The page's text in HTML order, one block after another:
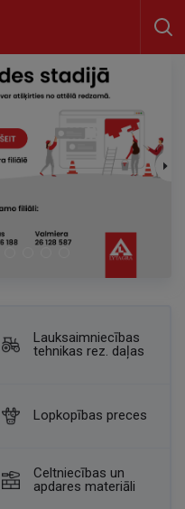
Lauksaimniecības
tehnikas rez. daļas
Lopkopības preces
Celtniecības un
apdares materiāli